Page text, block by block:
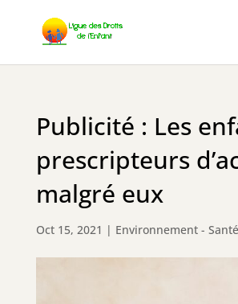
Publicité : Les
prescripteurs
malgré eux
Oct 15, 2021 | Environnement -